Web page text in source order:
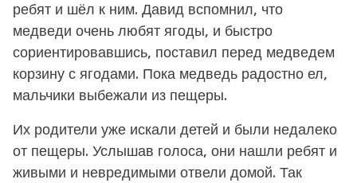
ребят и шёл к ним. Давид вспомнил, что
медведи очень любят ягоды, и быстро
сориентировавшись, поставил перед медведем
корзину с ягодами. Пока медведь радостно ел,
мальчики выбежали из пещеры.
Их родители уже искали детей и были недалеко
от пещеры. Услышав голоса, они нашли ребят и
живыми и невредимыми отвели домой. Так